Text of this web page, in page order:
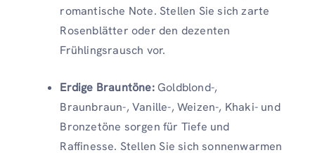
romantische Note. Stellen Sie sich zarte
Rosenblätter oder den dezenten
Frühlingsrausch vor.
Erdige Brauntöne:Goldblond-,
Braunbraun-, Vanille-, Weizen-, Khaki- und
Bronzetöne sorgen für Tiefe und
Raffinesse. Stellen Sie sich sonnenwarmen